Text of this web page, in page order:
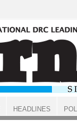
HEADLINES